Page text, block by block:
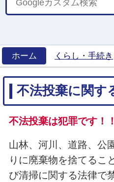
ホーム
くらし・手続き
不法投棄に関す
不法投棄は犯罪です！！
山林、河川、道路、公
りに廃棄物を捨てるこ
び清掃に関する法律で